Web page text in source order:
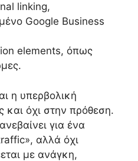
linking,
Google Business
elements, όπως
η υπερβολική
και όχι στην πρόθεση.
για ένα
αλλά όχι
με ανάγκη,